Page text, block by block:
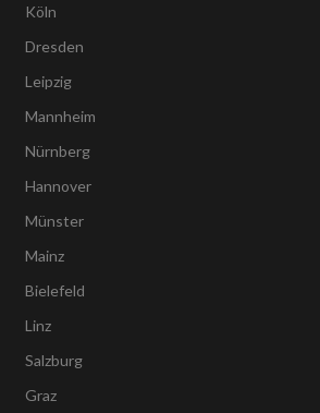
Köln
Dresden
Leipzig
Mannheim
Nürnberg
Hannover
Münster
Mainz
Bielefeld
Linz
Salzburg
Graz